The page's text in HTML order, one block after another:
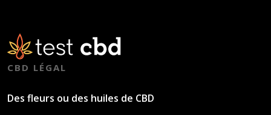
CBD LÉGAL
Des fleurs ou des huiles de CBD